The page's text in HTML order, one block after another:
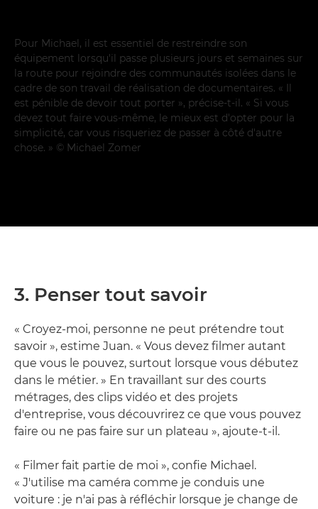
Pour Michael, il est essentiel de restreindre son
équipement lorsqu'il passe plusieurs jours et semaines sur
la route pour rejoindre des communautés isolées dans le
cadre de son travail de réalisation de documentaires. « Il
est pénible de devoir tout porter », précise-t-il. « Si vous
devez tout faire vous-même, le mieux est d'opter pour la
simplicité, car vous risqueriez de passer à côté d'autre
chose. » © Michael Zomer
3. Penser tout savoir
« Croyez-moi, personne ne peut prétendre tout
savoir », estime Juan. « Vous devez filmer autant
que vous le pouvez, surtout lorsque vous débutez
dans le métier. » En travaillant sur des courts
métrages, des clips vidéo et des projets
d'entreprise, vous découvrirez ce que vous pouvez
faire ou ne pas faire sur un plateau », ajoute-t-il.
« Filmer fait partie de moi », confie Michael.
« J'utilise ma caméra comme je conduis une
voiture : je n'ai pas à réfléchir lorsque je change de